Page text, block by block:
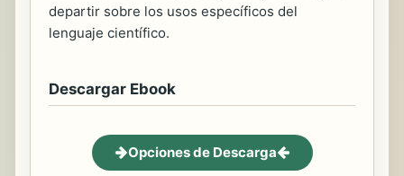
departir sobre los usos específicos del
lenguaje científico.
Descargar Ebook
Opciones de Descarga